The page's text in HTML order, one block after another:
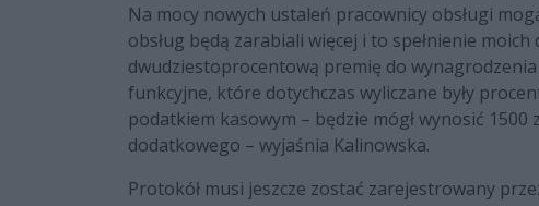
Na mocy nowych ustaleń pracownicy obsługi
obsług będą zarabiali więcej i to spełnienie
dwudziestoprocentową premię do
funkcyjne, które dotychczas wyliczane były
podatkiem kasowym – będzie mógł wynosić 1500
dodatkowego – wyjaśnia Kalinowska.
Protokół musi jeszcze zostać zarejestrowany